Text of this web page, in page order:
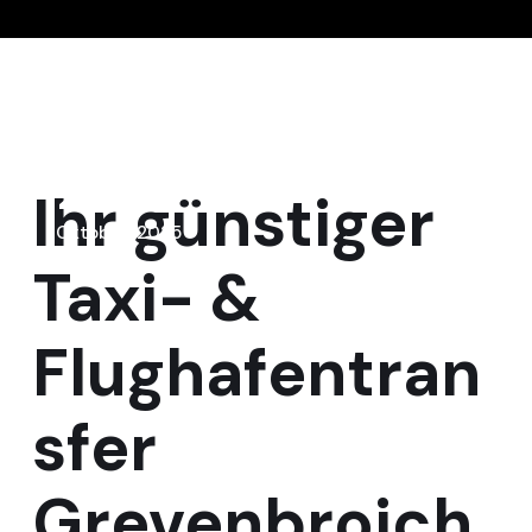
23
Oktober, 2025
Ihr günstiger
Taxi- &
Flughafentran
sfer